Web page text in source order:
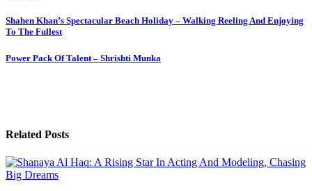
Post
navigation
Shahen Khan’s Spectacular Beach Holiday – Walking Reeling And Enjoying
To The Fullest
Power Pack Of Talent – Shrishti Munka
Related Posts